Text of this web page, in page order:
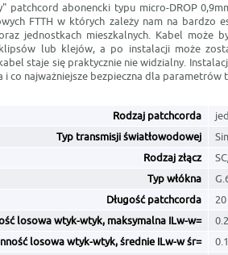
patchcord abonencki typu micro-DROP
FTTH w których zależy nam na bardzo
jednostkach mieszkalnych. Kabel może
lub klejów, a po instalacji może
staje się praktycznie nie widzialny.
i co najważniejsze bezpieczna dla parametrów
Rodzaj patchcorda
Typ transmisji światłowodowej
Rodzaj złącz
Typ włókna
Długość patchcorda
losowa wtyk-wtyk, maksymalna ILw-w=
losowa wtyk-wtyk, średnie ILw-w śr=